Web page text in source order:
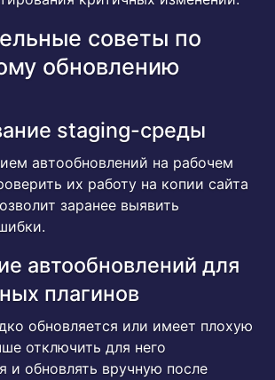
советы по
обновлению
staging-среды
автообновлений на рабочем
их работу на копии сайта
заранее выявить
автообновлений для
плагинов
обновляется или имеет плохую
отключить для него
и обновлять вручную после